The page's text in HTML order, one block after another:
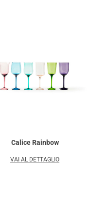
Calice Rainbow
VAI AL DETTAGLIO